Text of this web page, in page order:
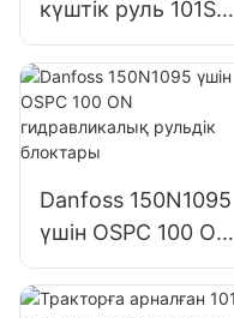
күштік руль 101S
сериясы
қауіпсіздік қысым
клапаны бар руль
блогы
Danfoss 150N1095
үшін OSPC 100 ON
гидравликалық
рульдік блоктары